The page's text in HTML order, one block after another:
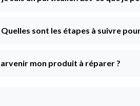
Quelles sont les étapes à suivre
mon produit à réparer ?